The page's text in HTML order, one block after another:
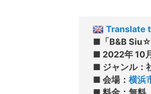
Translate
■「B&B
■ 2022年 10
■ ジャンル：
■ 会場： 横浜